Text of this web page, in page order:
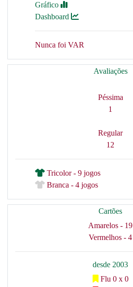
Gráfico
Dashboard
Nunca foi VAR
Avaliações
Péssima
1
Regular
12
Tricolor - 9 jogos
Branca - 4 jogos
Cartões
Amarelos - 19
Vermelhos - 4
desde 2003
Flu 0 x 0